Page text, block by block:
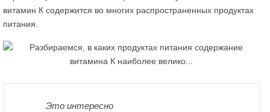
витамин К содержится во многих распространенных продуктах
питания.
Это интересно